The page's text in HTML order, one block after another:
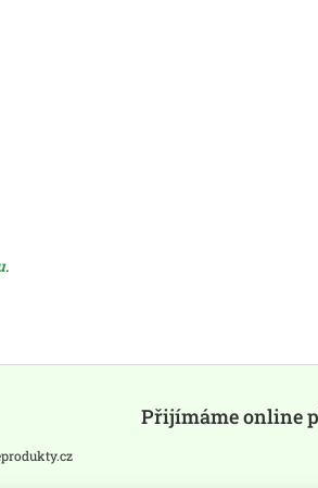
.
Přijímáme online